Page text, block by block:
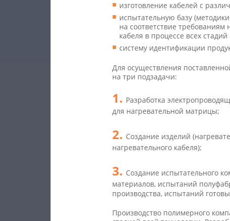
изготовление кабелей с
испытательную базу
на соответствие
кабеля в процессе всех
систему идентификации
Для осуществления
на три подзадачи:
Разработка
для нагревательной матрицы;
Создание изделий
нагревательного кабеля);
Создание испытательного
материалов, испытаний
производства, испытаний
Производство полимерного